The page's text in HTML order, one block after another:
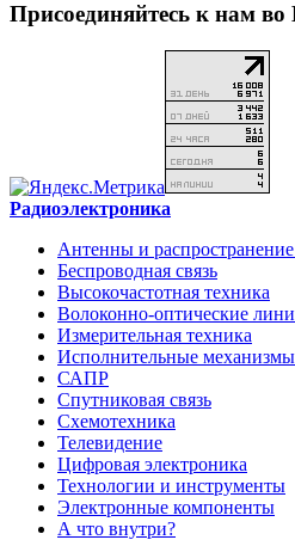
Присоединяйтесь к нам во
Радиоэлектроника
Антенны и
Беспроводная связь
Высокочастотная техника
Волоконно-оптические
Измерительная техника
Исполнительные
САПР
Спутниковая связь
Схемотехника
Телевидение
Цифровая электроника
Технологии и инструменты
Электронные компоненты
А что внутри?